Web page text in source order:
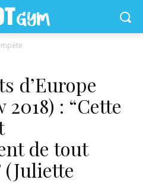
d’Europe
2018) : “Cette
de tout